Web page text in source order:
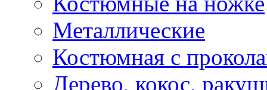
Металлические
Костюмная с
Дерево, кокос,